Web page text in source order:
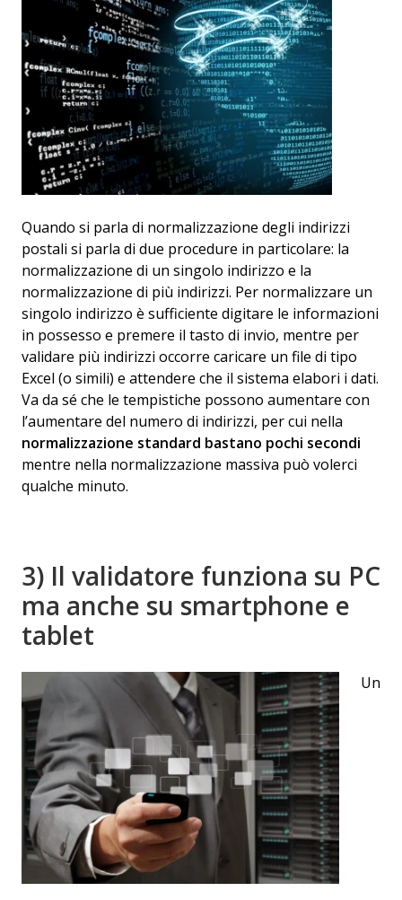
Quando si parla di normalizzazione degli indirizzi
postali si parla di due procedure in particolare: la
normalizzazione di un singolo indirizzo e la
normalizzazione di più indirizzi. Per normalizzare un
singolo indirizzo è sufficiente digitare le informazioni
in possesso e premere il tasto di invio, mentre per
validare più indirizzi occorre caricare un file di tipo
Excel (o simili) e attendere che il sistema elabori i dati.
Va da sé che le tempistiche possono aumentare con
l’aumentare del numero di indirizzi, per cui nella
normalizzazione standard bastano pochi secondi
mentre nella normalizzazione massiva può volerci
qualche minuto.
3) Il validatore funziona su PC
ma anche su smartphone e
tablet
Un